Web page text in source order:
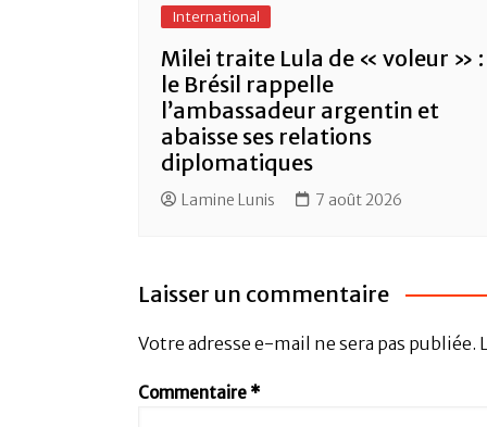
International
Milei traite Lula de « voleur » :
le Brésil rappelle
l’ambassadeur argentin et
abaisse ses relations
diplomatiques
Lamine Lunis 7 août 2026
Laisser un commentaire
Votre adresse e-mail ne sera pas publiée.
Commentaire *